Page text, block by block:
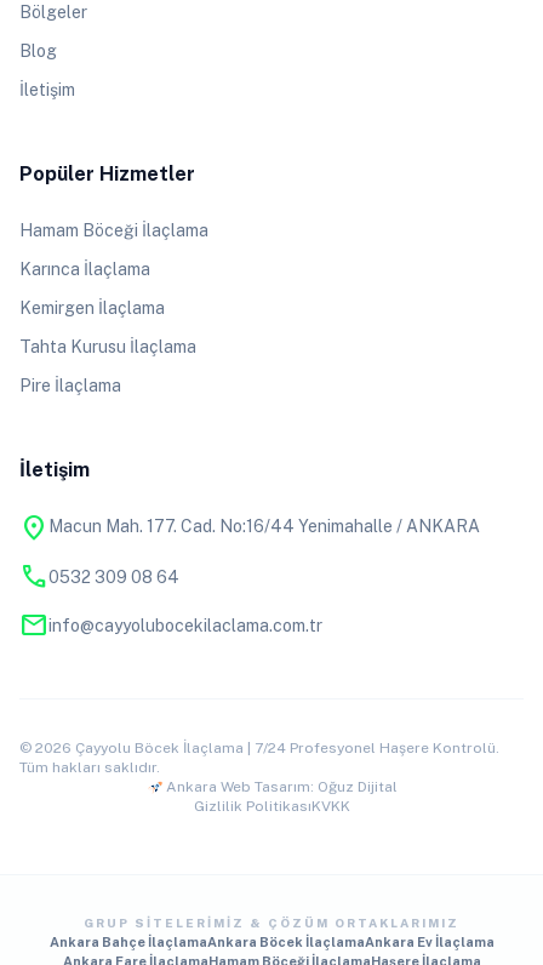
Bölgeler
Blog
İletişim
Popüler Hizmetler
Hamam Böceği İlaçlama
Karınca İlaçlama
Kemirgen İlaçlama
Tahta Kurusu İlaçlama
Pire İlaçlama
İletişim
location_on Macun Mah. 177. Cad. No:16/44 Yenimahalle / ANKARA
phone0532 309 08 64
mailinfo@cayyolubocekilaclama.com.tr
© 2026 Çayyolu Böcek İlaçlama | 7/24 Profesyonel Haşere Kontrolü.
Tüm hakları saklıdır.
Ankara Web Tasarım: Oğuz Dijital
Gizlilik PolitikasıKVKK
GRUP SITELERIMIZ & ÇÖZÜM ORTAKLARIMIZ
Ankara Bahçe İlaçlamaAnkara Böcek İlaçlamaAnkara Ev İlaçlama
Ankara Fare İlaçlamaHamam Böceği İlaçlamaHaşere İlaçlama